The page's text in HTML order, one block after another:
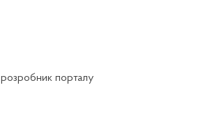
розробник порталу